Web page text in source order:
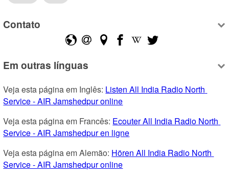
Contato
Em outras línguas
Veja esta página em Inglês: Listen All India Radio North
Service - AIR Jamshedpur online
Veja esta página em Francês: Ecouter All India Radio North
Service - AIR Jamshedpur en ligne
Veja esta página em Alemão: Hören All India Radio North
Service - AIR Jamshedpur online